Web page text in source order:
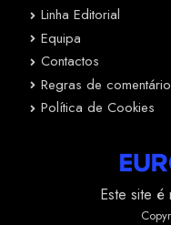
Linha Editorial
Equipa
Contactos
Regras de
Política de Cookies
Este site é